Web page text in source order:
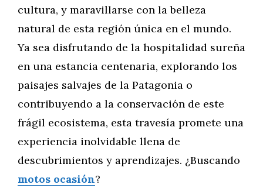
cultura, y maravillarse con la belleza
natural de esta región única en el mundo.
Ya sea disfrutando de la hospitalidad sureña
en una estancia centenaria, explorando los
paisajes salvajes de la Patagonia o
contribuyendo a la conservación de este
frágil ecosistema, esta travesía promete una
experiencia inolvidable llena de
descubrimientos y aprendizajes. ¿Buscando
motos ocasión?